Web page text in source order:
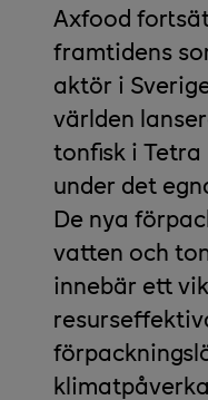
Axfood
framtidens
aktör i
världen
tonfisk i Tetra
under det
De nya
vatten och
innebär ett